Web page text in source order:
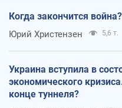
Когда закончится война?
Юрий Христензен 5,6 т.
Украина вступила в
экономического
конце туннеля?